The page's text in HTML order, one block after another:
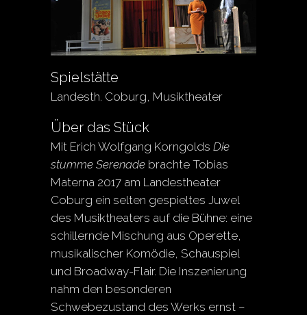
Spielstätte
Landesth. Coburg, Musiktheater
Über das Stück
Mit Erich Wolfgang Korngolds Die
stumme Serenade brachte Tobias
Materna 2017 am Landestheater
Coburg ein selten gespieltes Juwel
des Musiktheaters auf die Bühne: eine
schillernde Mischung aus Operette,
musikalischer Komödie, Schauspiel
und Broadway-Flair. Die Inszenierung
nahm den besonderen
Schwebezustand des Werks ernst –